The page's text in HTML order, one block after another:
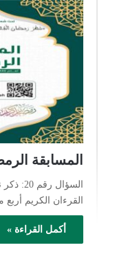
المسابقة
القرءان الكريم
أكمل القراءة »